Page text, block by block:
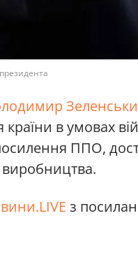
в умовах
ППО,
з